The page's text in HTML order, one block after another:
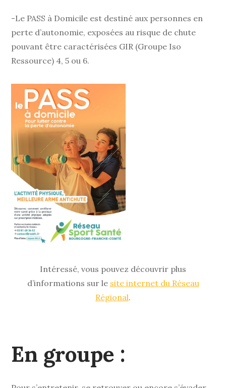
-Le PASS à Domicile est destiné aux personnes en
perte d’autonomie, exposées au risque de chute
pouvant être caractérisées GIR (Groupe Iso
Ressource) 4, 5 ou 6.
Intéressé, vous pouvez découvrir plus
d’informations sur le site internet du Réseau
Régional.
En groupe :